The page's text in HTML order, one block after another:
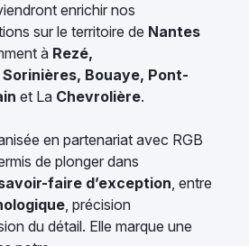
enrichir nos
sur le territoire de Nantes
à Rezé,
Bouaye, Pont-
et La Chevrolière.
en partenariat avec RGB
de plonger dans
faire d’exception, entre
, précision
du détail. Elle marque une